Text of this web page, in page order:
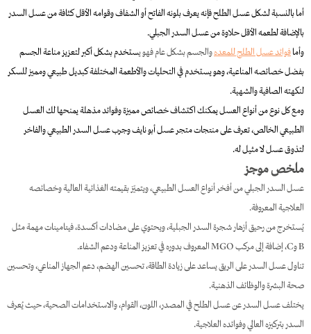
أما بالنسبة لشكل عسل الطلح فإنه يعرف بلونه الفاتح أو الشفاف وقوامه الأقل كثافة من عسل السدر
بالإضافة لطعمه الأقل حلاوة من عسل السدر الجبلي.
وأمافوائد عسل الطلح للمعدهوالجسم بشكل عام فهو يستخدم بشكل أكبر لتعزيز مناعة الجسم
بفضل خصائصه المناعية، وهو يستخدم في التحليات والأطعمة المختلفة كبديل طبيعي ومميز للسكر
لنكهته الصافية والشهية.
ومع كل نوع من أنواع العسل يمكنك اكتشاف خصائص مميزة وفوائد مذهلة يمنحها لك العسل
الطبيعي الخالص، تعرف على منتجات متجر عسل أبو نايف وجرب عسل السدر الطبيعي والفاخر
لتذوق عسل لا مثيل له.
ملخص موجز
عسل السدر الجبلي من أفخر أنواع العسل الطبيعي، ويتميّز بقيمته الغذائية العالية وخصائصه
العلاجية المعروفة.
يُستخرج من رحيق أزهار شجرة السدر الجبلية، ويحتوي على مضادات أكسدة، فيتامينات مهمة مثل
B وC، إضافة إلى مركب MGO المعروف بدوره في تعزيز المناعة ودعم الشفاء.
تناول عسل السدر على الريق يساعد على زيادة الطاقة، تحسين الهضم، دعم الجهاز المناعي، وتحسين
صحة البشرة والوظائف الذهنية.
يختلف عسل السدر عن عسل الطلح في المصدر، اللون، القوام، والاستخدامات الصحية، حيث يُعرف
السدر بتركيزه العالي وفوائده العلاجية.